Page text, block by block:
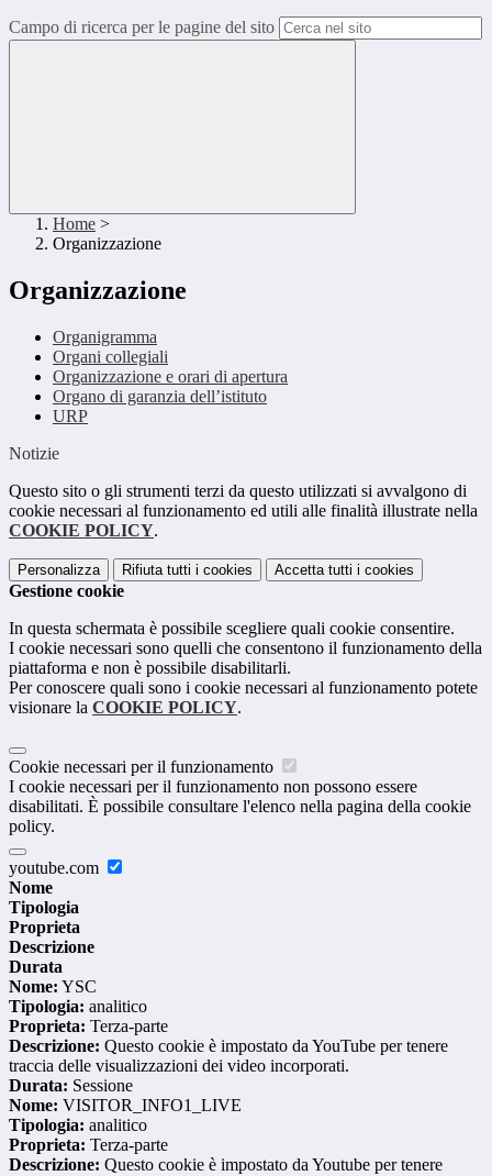
Campo di ricerca per le pagine del sito
Home >
Organizzazione
Organizzazione
Organigramma
Organi collegiali
Organizzazione e orari di apertura
Organo di garanzia dell’istituto
URP
Notizie
Questo sito o gli strumenti terzi da questo utilizzati si avvalgono di
cookie necessari al funzionamento ed utili alle finalità illustrate nella
COOKIE POLICY.
Personalizza Rifiuta tutti i cookies Accetta tutti i cookies
Gestione cookie
In questa schermata è possibile scegliere quali cookie consentire.
I cookie necessari sono quelli che consentono il funzionamento della
piattaforma e non è possibile disabilitarli.
Per conoscere quali sono i cookie necessari al funzionamento potete
visionare la COOKIE POLICY.
Cookie necessari per il funzionamento
I cookie necessari per il funzionamento non possono essere
disabilitati. È possibile consultare l'elenco nella pagina della cookie
policy.
youtube.com
Nome
Tipologia
Proprieta
Descrizione
Durata
Nome: YSC
Tipologia: analitico
Proprieta: Terza-parte
Descrizione: Questo cookie è impostato da YouTube per tenere
traccia delle visualizzazioni dei video incorporati.
Durata: Sessione
Nome: VISITOR_INFO1_LIVE
Tipologia: analitico
Proprieta: Terza-parte
Descrizione: Questo cookie è impostato da Youtube per tenere